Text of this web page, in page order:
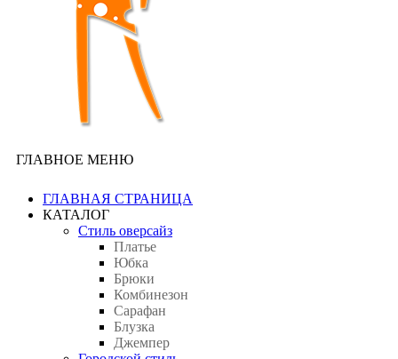
ГЛАВНОЕ МЕНЮ
ГЛАВНАЯ СТРАНИЦА
КАТАЛОГ
Стиль оверсайз
Платье
Юбка
Брюки
Комбинезон
Сарафан
Блузка
Джемпер